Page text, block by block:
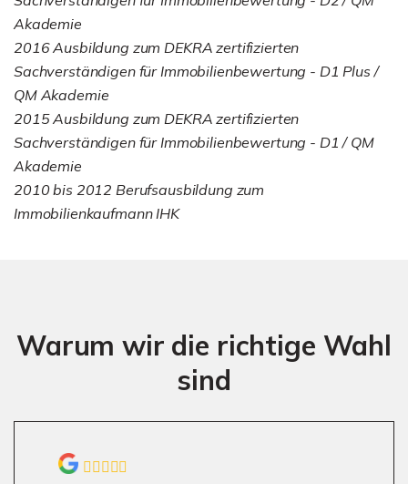
Akademie
2016 Ausbildung zum DEKRA zertifizierten
Sachverständigen für Immobilienbewertung - D1 Plus /
QM Akademie
2015 Ausbildung zum DEKRA zertifizierten
Sachverständigen für Immobilienbewertung - D1 / QM
Akademie
2010 bis 2012 Berufsausbildung zum
Immobilienkaufmann IHK
Warum wir die richtige Wahl
sind